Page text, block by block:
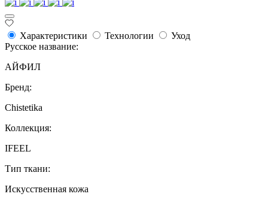
Характеристики Технологии
Уход
Русское название:
АЙФИЛ
Бренд:
Chistetika
Коллекция:
IFEEL
Тип ткани:
Искусственная кожа